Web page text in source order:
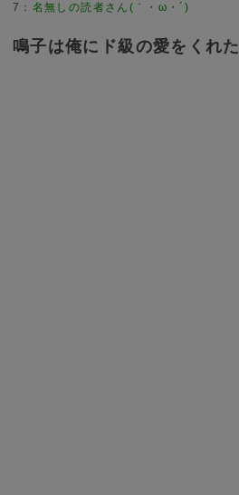
7 ： 名無しの読者さん(｀・ω・´)
鳴子は俺にド級の愛をくれた